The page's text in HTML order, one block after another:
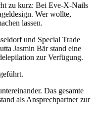
zu kurz: Bei Eve-X-Nails
Wer wollte,
lassen.
und Special Trade
Jasmin Bär stand eine
zur Verfügung.
Das gesamte
als Ansprechpartner zur